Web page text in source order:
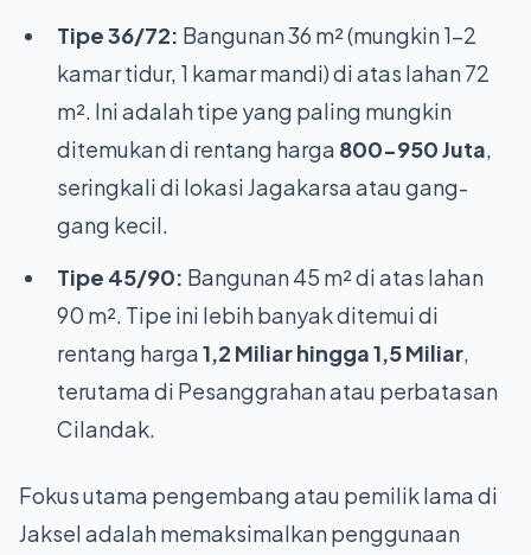
Tipe 36/72: Bangunan 36 m² (mungkin 1-2
kamar tidur, 1 kamar mandi) di atas lahan 72
m². Ini adalah tipe yang paling mungkin
ditemukan di rentang harga 800-950 Juta,
seringkali di lokasi Jagakarsa atau gang-
gang kecil.
Tipe 45/90: Bangunan 45 m² di atas lahan
90 m². Tipe ini lebih banyak ditemui di
rentang harga1,2 Miliar hingga 1,5 Miliar,
terutama di Pesanggrahan atau perbatasan
Cilandak.
Fokus utama pengembang atau pemilik lama di
Jaksel adalah memaksimalkan penggunaan